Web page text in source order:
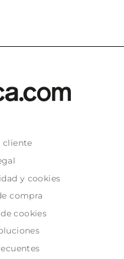
cliente
y cookies
compra
cookies